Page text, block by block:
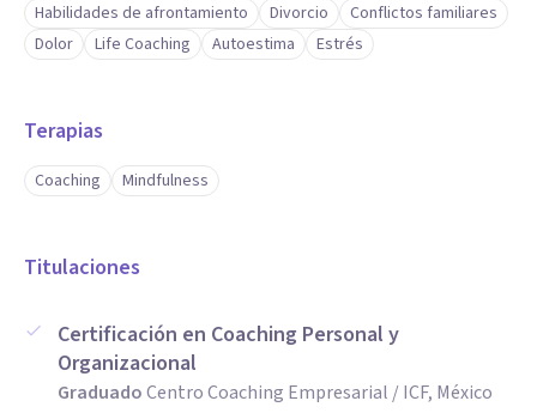
Habilidades de afrontamiento
Divorcio
Conflictos familiares
Dolor
Life Coaching Autoestima Estrés
Terapias
Coaching Mindfulness
Titulaciones
Certificación en Coaching Personal y
Organizacional
GraduadoCentro Coaching Empresarial / ICF, México